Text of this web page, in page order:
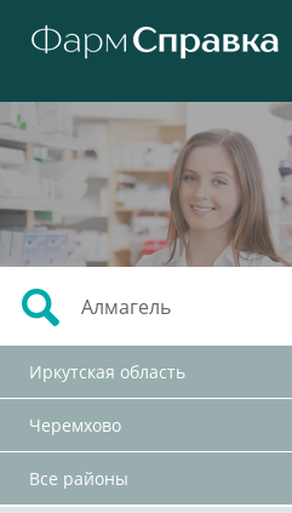
Иркутская область
Черемхово
Все районы